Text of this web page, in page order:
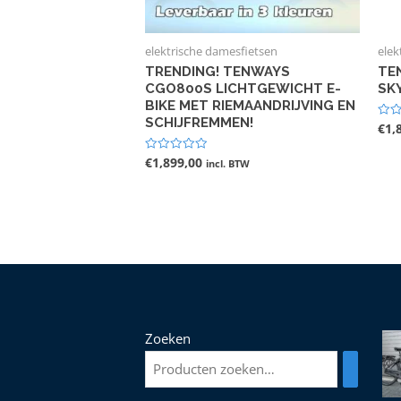
elektrische damesfietsen
TRENDING! TENWAYS
CGO800S LICHTGEWICHT E-
BIKE MET RIEMAANDRIJVING EN
SCHIJFREMMEN!
Gewaardeerd
0
€1,899,00 incl. BTW
0
€
Zoeken